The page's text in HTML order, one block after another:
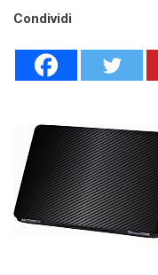
Condividi